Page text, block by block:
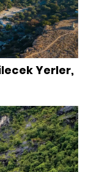
Yerler,